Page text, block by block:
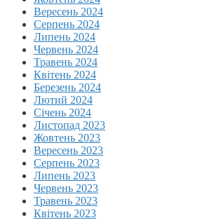
Вересень 2024
Серпень 2024
Липень 2024
Червень 2024
Травень 2024
Квітень 2024
Березень 2024
Лютий 2024
Січень 2024
Листопад 2023
Жовтень 2023
Вересень 2023
Серпень 2023
Липень 2023
Червень 2023
Травень 2023
Квітень 2023